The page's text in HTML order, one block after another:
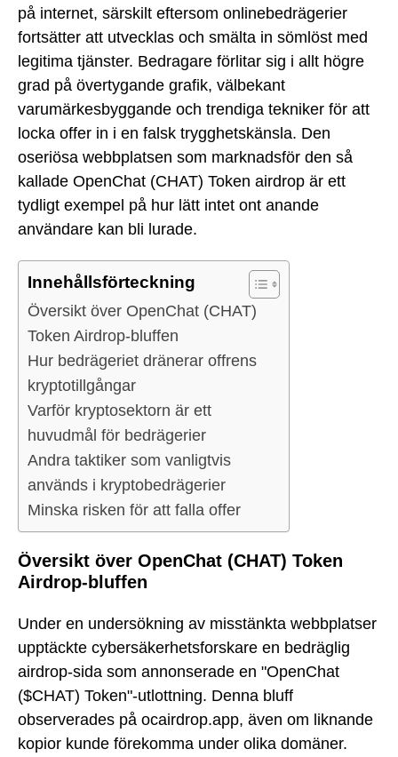
på internet, särskilt eftersom onlinebedrägerier
fortsätter att utvecklas och smälta in sömlöst med
legitima tjänster. Bedragare förlitar sig i allt högre
grad på övertygande grafik, välbekant
varumärkesbyggande och trendiga tekniker för att
locka offer in i en falsk trygghetskänsla. Den
oseriösa webbplatsen som marknadsför den så
kallade OpenChat (CHAT) Token airdrop är ett
tydligt exempel på hur lätt intet ont anande
användare kan bli lurade.
Innehållsförteckning
Översikt över OpenChat (CHAT)
Token Airdrop-bluffen
Hur bedrägeriet dränerar offrens
kryptotillgångar
Varför kryptosektorn är ett
huvudmål för bedrägerier
Andra taktiker som vanligtvis
används i kryptobedrägerier
Minska risken för att falla offer
Översikt över OpenChat (CHAT) Token
Airdrop-bluffen
Under en undersökning av misstänkta webbplatser
upptäckte cybersäkerhetsforskare en bedräglig
airdrop-sida som annonserade en "OpenChat
($CHAT) Token"-utlottning. Denna bluff
observerades på ocairdrop.app, även om liknande
kopior kunde förekomma under olika domäner.